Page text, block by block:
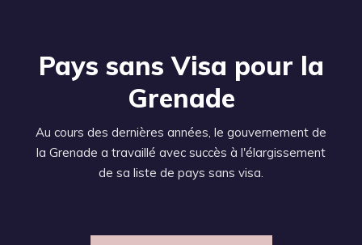
Pays sans Visa pour la
Grenade
Au cours des dernières années, le gouvernement de
la Grenade a travaillé avec succès à l'élargissement
de sa liste de pays sans visa.